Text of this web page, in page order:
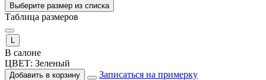
Выберите размер из списка
Таблица размеров
В салоне
ЦВЕТ: Зеленый
Добавить в корзину Записаться на примерку